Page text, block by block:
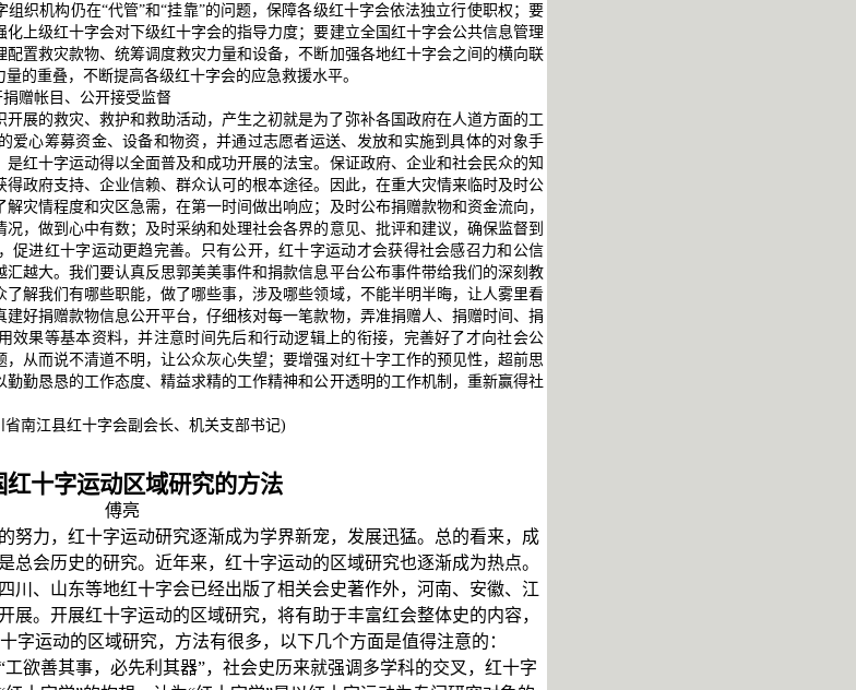
织机构仍在“代管”和“挂靠”的问题，保障各级红十字会依法独立行使职权；要
上级红十字会对下级红十字会的指导力度；要建立全国红十字会公共信息管理
置救灾款物、统筹调度救灾力量和设备，不断加强各地红十字会之间的横向联
的重叠，不断提高各级红十字会的应急救援水平。
赠帐目、公开接受监督
开展的救灾、救护和救助活动，产生之初就是为了弥补各国政府在人道方面的工
爱心筹募资金、设备和物资，并通过志愿者运送、发放和实施到具体的对象手
红十字运动得以全面普及和成功开展的法宝。保证政府、企业和社会民众的知
政府支持、企业信赖、群众认可的根本途径。因此，在重大灾情来临时及时公
灾情程度和灾区急需，在第一时间做出响应；及时公布捐赠款物和资金流向，
，做到心中有数；及时采纳和处理社会各界的意见、批评和建议，确保监督到
促进红十字运动更趋完善。只有公开，红十字运动才会获得社会感召力和公信
越大。我们要认真反思郭美美事件和捐款信息平台公布事件带给我们的深刻教
解我们有哪些职能，做了哪些事，涉及哪些领域，不能半明半晦，让人雾里看
好捐赠款物信息公开平台，仔细核对每一笔款物，弄准捐赠人、捐赠时间、捐
效果等基本资料，并注意时间先后和行动逻辑上的衔接，完善好了才向社会公
从而说不清道不明，让公众灰心失望；要增强对红十字工作的预见性，超前思
勤恳恳的工作态度、精益求精的工作精神和公开透明的工作机制，重新赢得社
会副会长、机关支部书记)
红十字运动区域研究的方法
傅亮
努力，红十字运动研究逐渐成为学界新宠，发展迅猛。总的看来，成
总会历史的研究。近年来，红十字运动的区域研究也逐渐成为热点。
川、山东等地红十字会已经出版了相关会史著作外，河南、安徽、江
展。开展红十字运动的区域研究，将有助于丰富红会整体史的内容，
字运动的区域研究，方法有很多，以下几个方面是值得注意的：
欲善其事，必先利其器”，社会史历来就强调多学科的交叉，红十字